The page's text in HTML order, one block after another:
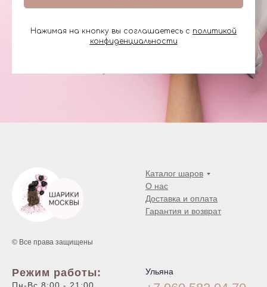
Нажимая на кнопку вы соглашаетесь с политикой
конфиденциальности
© Все права защищены
Каталог шаров
О нас
Доставка и оплата
Гарантия и возврат
Режим работы:
Пн-Вс 8:00 - 21:00
Ульяна